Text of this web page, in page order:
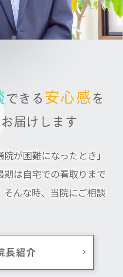
できる 安心感 を
届けします
院が困難になったとき」
期は自宅での看取りまで
そんな時、当院にご相談
長紹介